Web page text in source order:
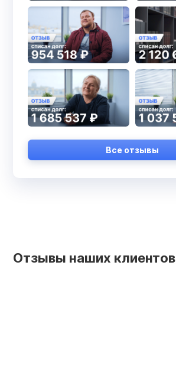
Все отзывы
Отзывы наших клиентов